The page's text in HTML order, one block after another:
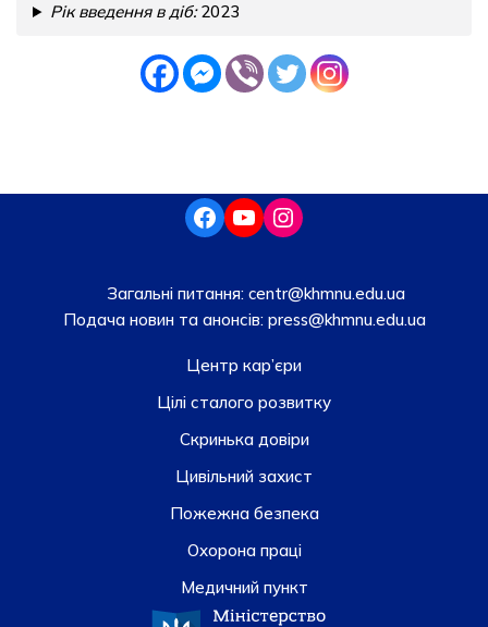
Рік введення в діб:2023
Загальні питання: centr@khmnu.edu.ua
Подача новин та анонсів:press@khmnu.edu.ua
Центр кар’єри
Цілі сталого розвитку
Скринька довiри
Цивільний захист
Пожежна безпека
Охорона праці
Медичний пункт